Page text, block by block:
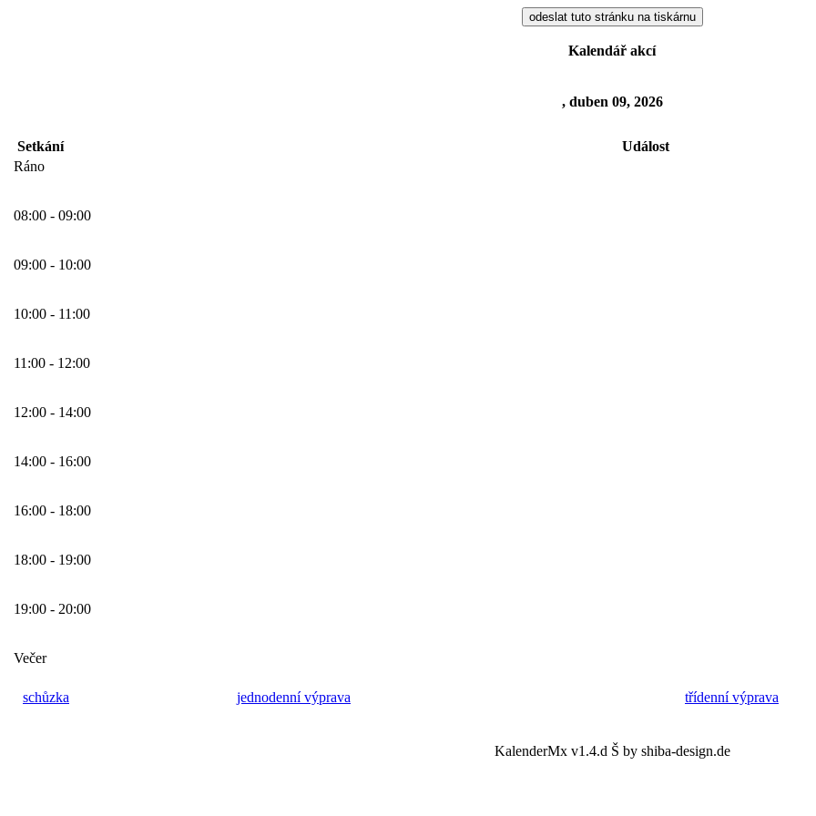
Kalendář akcí
, duben 09, 2026
Setkání
Ráno
08:00 - 09:00
09:00 - 10:00
10:00 - 11:00
11:00 - 12:00
12:00 - 14:00
14:00 - 16:00
16:00 - 18:00
18:00 - 19:00
19:00 - 20:00
Večer
Událost
schůzka jednodenní výprava třídenní výprava
KalenderMx v1.4.d Š by shiba-design.de